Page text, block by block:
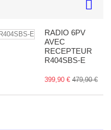
RADIO 6PV
AVEC
RECEPTEUR
R404SBS-E
399,90 € 479,90 €